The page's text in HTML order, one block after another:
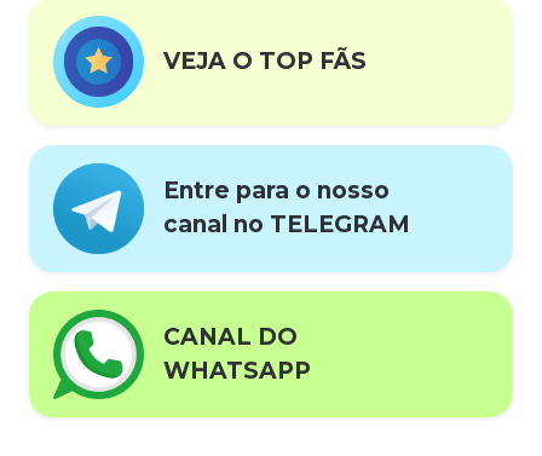
VEJA O TOP FÃS
Entre para o nosso
canal no TELEGRAM
CANAL DO
WHATSAPP